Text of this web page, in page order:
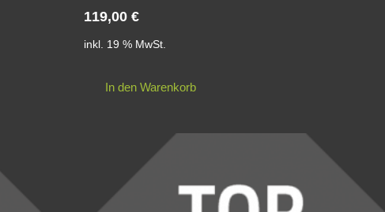
119,00 €
inkl. 19 % MwSt.
In den Warenkorb